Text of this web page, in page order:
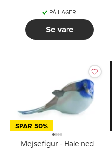
PÅ LAGER
Se vare
SPAR 50%
Mejsefigur - Hale ned